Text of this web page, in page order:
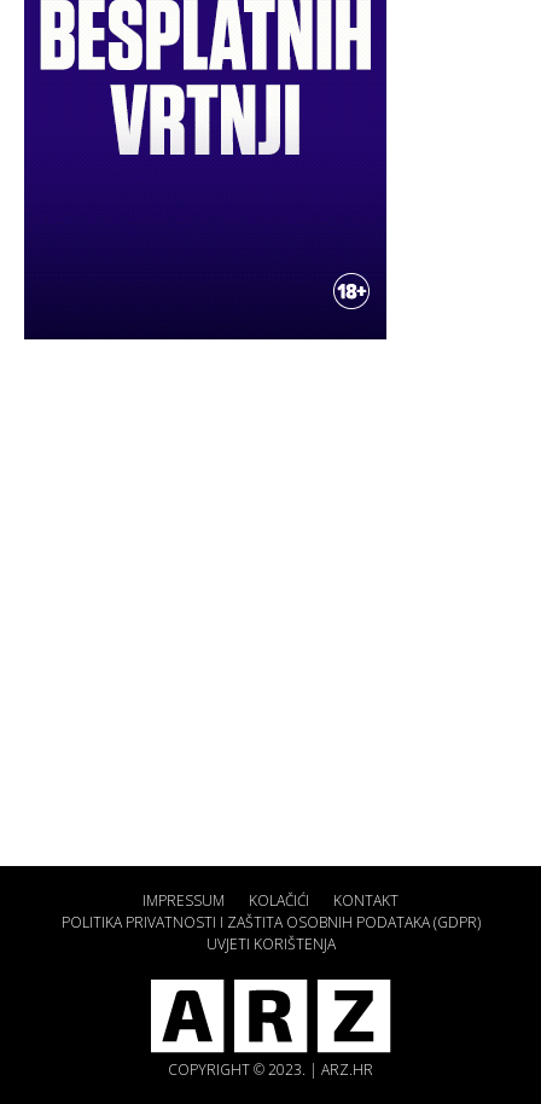
IMPRESSUM KOLAČIĆI
KONTAKT
POLITIKA PRIVATNOSTI I ZAŠTITA OSOBNIH PODATAKA (GDPR)
UVJETI KORIŠTENJA
COPYRIGHT © 2023. | ARZ.HR